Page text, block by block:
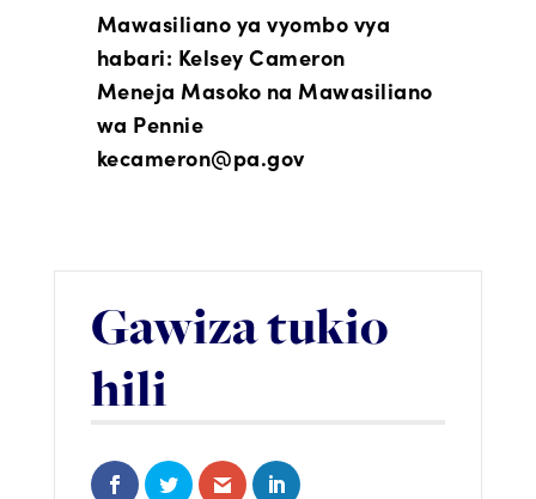
Mawasiliano ya vyombo vya
habari: Kelsey Cameron
Meneja Masoko na Mawasiliano
wa Pennie
kecameron@pa.gov
Gawiza tukio
hili
Share on Facebook
Share on Twitter
Share via Email
Share on LinkedIn